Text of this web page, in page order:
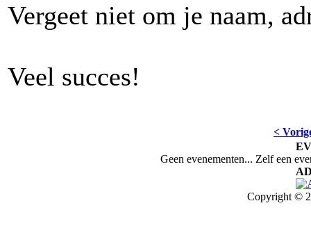
Vergeet niet om je naam,
Veel succes!
<
Geen evenementen... Zelf een
Copyright ©